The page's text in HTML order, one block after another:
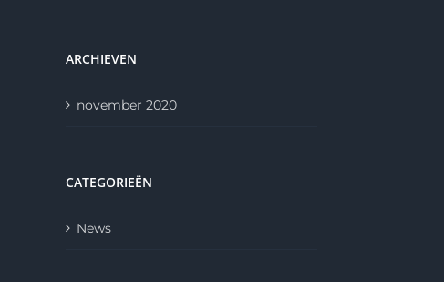
ARCHIEVEN
november 2020
CATEGORIEËN
News